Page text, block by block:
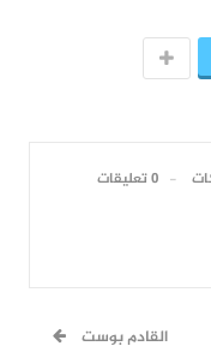
0 تعليقات
القادم بوست